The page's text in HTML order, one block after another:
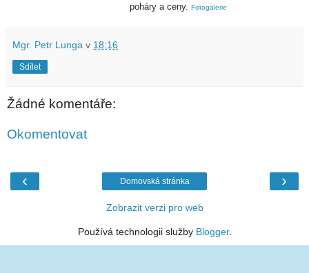
poháry a ceny.
Fotogalerie
Mgr. Petr Lunga v 18:16
Sdílet
Žádné komentáře:
Okomentovat
‹ ›
Domovská stránka
Zobrazit verzi pro web
Používá technologii služby Blogger.